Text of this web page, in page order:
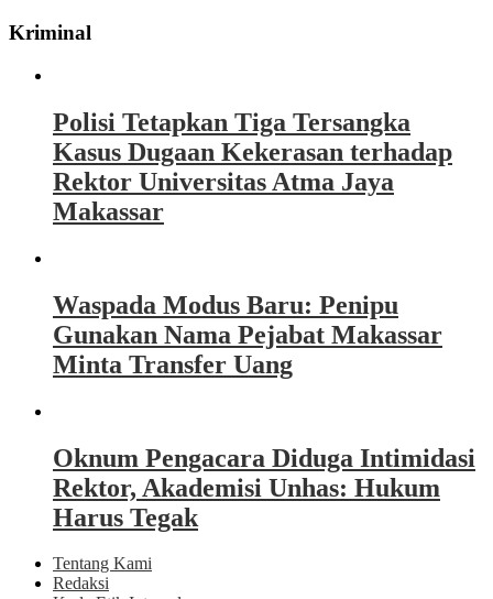
Kriminal
Polisi Tetapkan Tiga Tersangka
Kasus Dugaan Kekerasan terhadap
Rektor Universitas Atma Jaya
Makassar
Waspada Modus Baru: Penipu
Gunakan Nama Pejabat Makassar
Minta Transfer Uang
Oknum Pengacara Diduga Intimidasi
Rektor, Akademisi Unhas: Hukum
Harus Tegak
Tentang Kami
Redaksi